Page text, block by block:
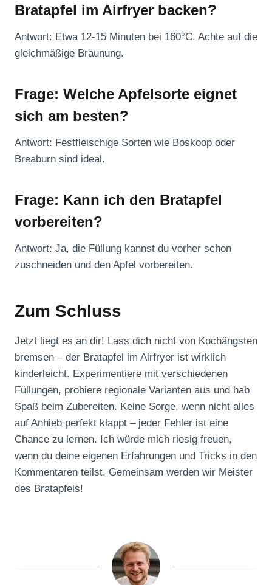
Bratapfel im Airfryer backen?
Antwort: Etwa 12-15 Minuten bei 160°C. Achte auf die
gleichmäßige Bräunung.
Frage: Welche Apfelsorte eignet
sich am besten?
Antwort: Festfleischige Sorten wie Boskoop oder
Breaburn sind ideal.
Frage: Kann ich den Bratapfel
vorbereiten?
Antwort: Ja, die Füllung kannst du vorher schon
zuschneiden und den Apfel vorbereiten.
Zum Schluss
Jetzt liegt es an dir! Lass dich nicht von Kochängsten
bremsen – der Bratapfel im Airfryer ist wirklich
kinderleicht. Experimentiere mit verschiedenen
Füllungen, probiere regionale Varianten aus und hab
Spaß beim Zubereiten. Keine Sorge, wenn nicht alles
auf Anhieb perfekt klappt – jeder Fehler ist eine
Chance zu lernen. Ich würde mich riesig freuen,
wenn du deine eigenen Erfahrungen und Tricks in den
Kommentaren teilst. Gemeinsam werden wir Meister
des Bratapfels!